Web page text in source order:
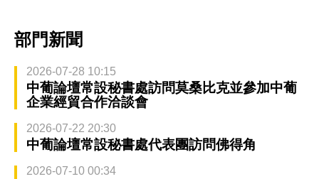
部門新聞
2026-07-28 10:15
中葡論壇常設秘書處訪問莫桑比克並參加中葡
企業經貿合作洽談會
2026-07-22 20:30
中葡論壇常設秘書處代表團訪問佛得角
2026-07-10 00:34